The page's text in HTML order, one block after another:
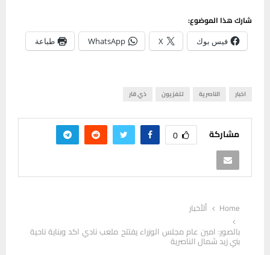
شارك هذا الموضوع:
فيس بوك X
WhatsApp طباعة
اخبار الناصرية تلفزيون ذي قار
مشاركة 0
Home
ألأخبار
بالصور: امين عام مجلس الوزراء يفتتح ملعب نادي اكد وبناية ناحية
بني زيد شمال الناصرية